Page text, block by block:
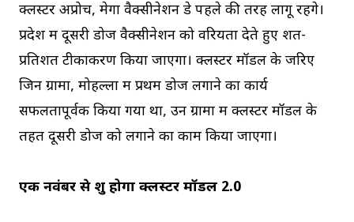
क्लस्टर अप्रोच, मेगा वैक्सीनेशन डे पहले की तरह लागू रहेंगे।
प्रदेश में दूसरी डोज वैक्सीनेशन को वरियता देते हुए शत-
प्रतिशत टीकाकरण किया जाएगा। क्लस्टर मॉडल के जरिए
जिन ग्रामों, मोहल्लों में प्रथम डोज लगाने का कार्य
सफलतापूर्वक किया गया था, उन ग्रामों में क्लस्टर मॉडल के
तहत दूसरी डोज को लगाने का काम किया जाएगा।
एक नवंबर से शुरू होगा क्लस्टर मॉडल 2.0